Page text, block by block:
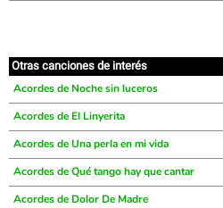
Otras canciones de interés
Acordes de Noche sin luceros
Acordes de El Linyerita
Acordes de Una perla en mi vida
Acordes de Qué tango hay que cantar
Acordes de Dolor De Madre